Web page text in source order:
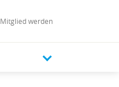
Mitglied werden